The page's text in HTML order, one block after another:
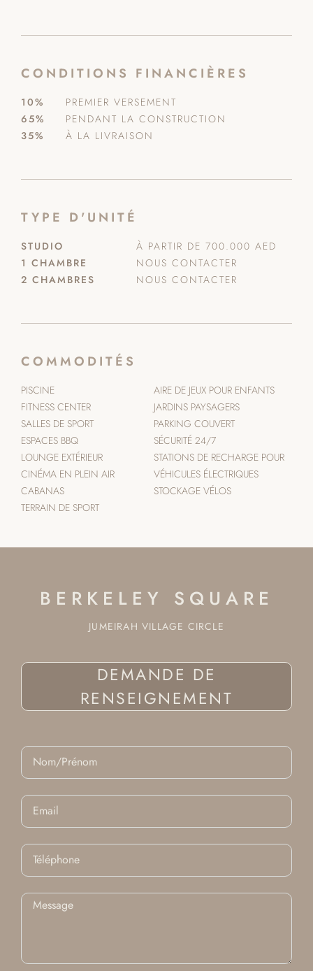
CONDITIONS FINANCIÈRES
10%
65%
35%
PREMIER VERSEMENT
PENDANT LA CONSTRUCTION
À LA LIVRAISON
TYPE D'UNITÉ
STUDIO
1 CHAMBRE
2 CHAMBRES
À PARTIR DE 700.000 AED
NOUS CONTACTER
NOUS CONTACTER
COMMODITÉS
PISCINE
FITNESS CENTER
SALLES DE SPORT
ESPACES BBQ
LOUNGE EXTÉRIEUR
CINÉMA EN PLEIN AIR
CABANAS
TERRAIN DE SPORT
AIRE DE JEUX POUR ENFANTS
JARDINS PAYSAGERS
PARKING COUVERT
SÉCURITÉ 24/7
STATIONS DE RECHARGE POUR
VÉHICULES ÉLECTRIQUES
STOCKAGE VÉLOS
BERKELEY SQUARE
JUMEIRAH VILLAGE CIRCLE
DEMANDE DE
RENSEIGNEMENT